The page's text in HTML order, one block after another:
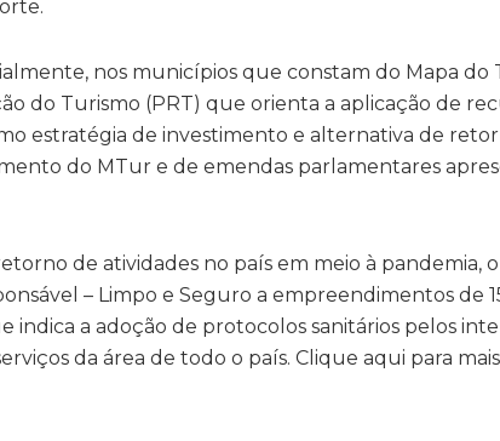
nos municípios que constam do Mapa do
do Turismo (PRT) que orienta a aplicação de
estratégia de investimento e alternativa de
do MTur e de emendas parlamentares
de atividades no país em meio à pandemia,
– Limpo e Seguro a empreendimentos de
indica a adoção de protocolos sanitários pelos
da área de todo o país. Clique aqui para mais